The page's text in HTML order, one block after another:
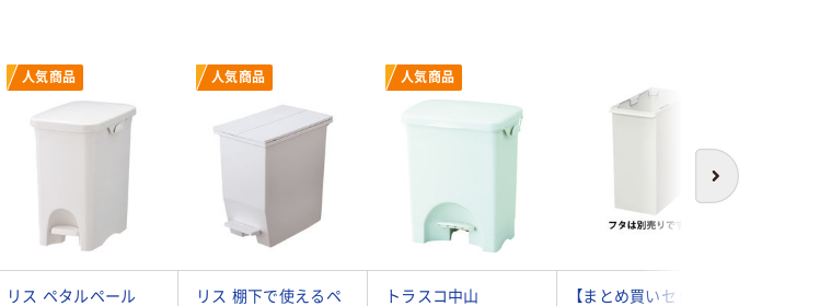
次へ
人気商品 人気商品 人気商品
リス ペタルペール
リス 棚下で使えるペ
トラスコ中山
【まとめ買いセット】